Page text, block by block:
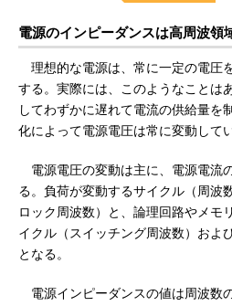
電源のインピーダンスは高周波領
理想的な電源は、常に一定の電圧
する。実際には、このようなことは
してわずかに遅れて電流の供給量を
化によって電源電圧は常に変動してい
電源電圧の変動は主に、電源電流
る。負荷が変動するサイクル（周波
ロック周波数）と、論理回路やメモ
イクル（スイッチング周波数）およ
となる。
電源インピーダンスの値は周波数